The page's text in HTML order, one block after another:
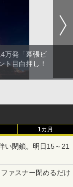
万発「幕張ビ
ト目白押し！
1カ月
い閉鎖。明日15～21
ァスナー閉めるだけ